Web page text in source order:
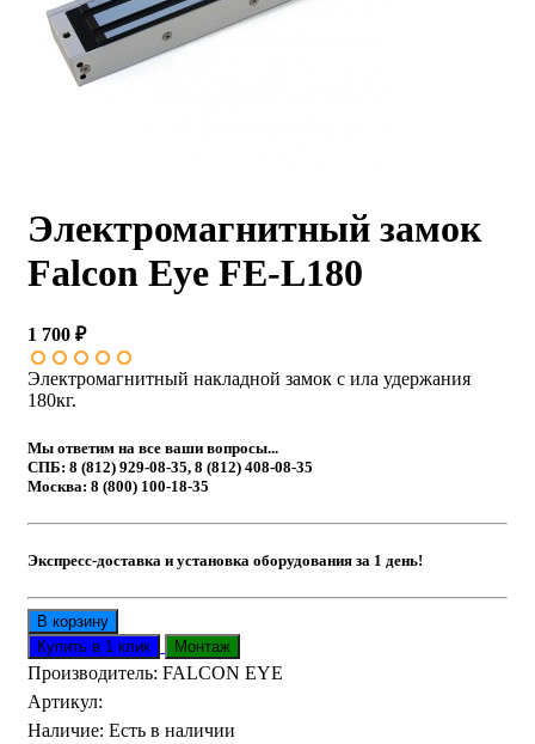
Электромагнитный замок
Falcon Eye FE-L180
1 700 ₽
Электромагнитный накладной замок с ила удержания
180кг.
Мы ответим на все ваши вопросы...
СПБ: 8 (812) 929-08-35, 8 (812) 408-08-35
Москва: 8 (800) 100-18-35
Экспресс-доставка и установка оборудования за 1 день!
Производитель: FALCON EYE
Артикул:
Наличие: Есть в наличии